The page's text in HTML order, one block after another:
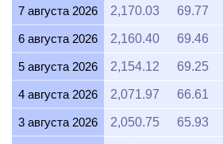
7 августа 2026
2,170.03 69.77
6 августа 2026 2,160.40 69.46
5 августа 2026 2,154.12 69.25
4 августа 2026 2,071.97 66.61
3 августа 2026 2,050.75 65.93